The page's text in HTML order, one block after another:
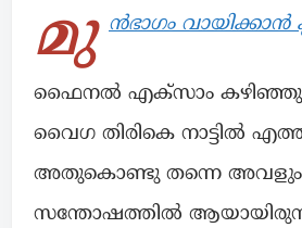
മു ൻഭാഗം വായിക്കാൻ
ഫൈനൽ എക്സാം കഴിഞ്ഞു
വൈഗ തിരികെ നാട്ടിൽ
അതുകൊണ്ടു തന്നെ
സന്തോഷത്തിൽ